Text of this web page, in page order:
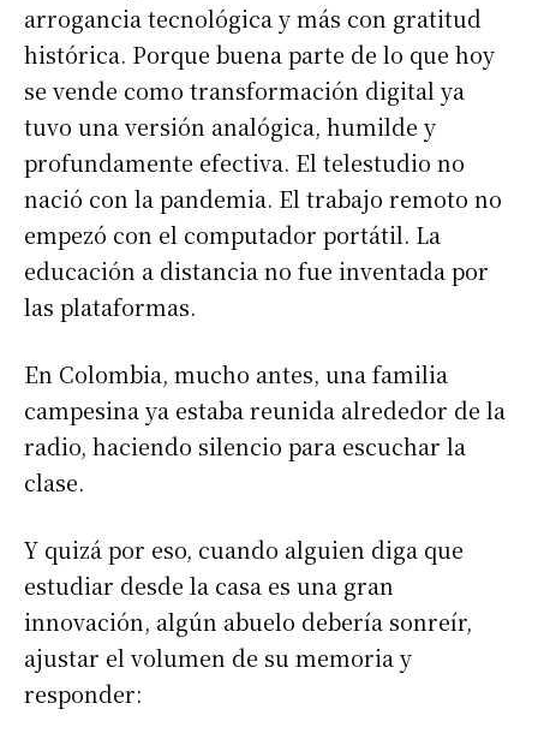
arrogancia tecnológica y más con gratitud
histórica. Porque buena parte de lo que hoy
se vende como transformación digital ya
tuvo una versión analógica, humilde y
profundamente efectiva. El telestudio no
nació con la pandemia. El trabajo remoto no
empezó con el computador portátil. La
educación a distancia no fue inventada por
las plataformas.
En Colombia, mucho antes, una familia
campesina ya estaba reunida alrededor de la
radio, haciendo silencio para escuchar la
clase.
Y quizá por eso, cuando alguien diga que
estudiar desde la casa es una gran
innovación, algún abuelo debería sonreír,
ajustar el volumen de su memoria y
responder: